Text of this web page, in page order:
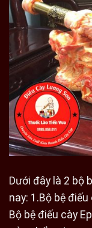
Dưới đây là 2 bộ
nay: 1.Bộ bệ
Bộ bệ điếu cày